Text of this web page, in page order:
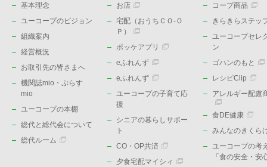
基本理念
ユーコープのビジョン
組織案内
経営概況
お取引先の皆さまへ
機関誌mio・ぷらす
mio
ユーコープの本棚
総代と総代会について
総代ルーム
お店
宅配（おうちＣＯ-Ｏ
Ｐ）
ポッケアプリ
eふれんず
eふれんず
ユーコープの子育て応
援
シニアの暮らしサポー
ト
CO・OP共済
夕食宅配マイシィ
コープ商品
きらきらステッ
ユーコープセレ
ン
ゴハンのもと
レシピClip
アレルギー配慮
食DE健康
みんなのきくら
ユーコープの考
「食の安全・安